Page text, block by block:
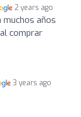
2 years ago
muchos años
comprar
3 years ago